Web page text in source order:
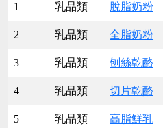
1 乳品類 脫脂奶粉
2 乳品類 全脂奶粉
3 乳品類 刨絲乾酪
4 乳品類 切片乾酪
5 乳品類 高脂鮮乳